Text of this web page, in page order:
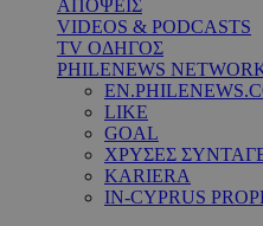
ΑΠΟΨΕΙΣ
VIDEOS & PODCASTS
TV ΟΔΗΓΟΣ
PHILENEWS
LIKE
GOAL
ΧΡΥΣΕΣ
KARIERA
IN-CYPRUS